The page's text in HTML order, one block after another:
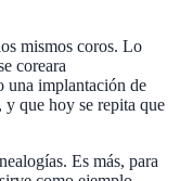
mismos coros. Lo
coreara
una implantación de
y que hoy se repita que
Es más, para